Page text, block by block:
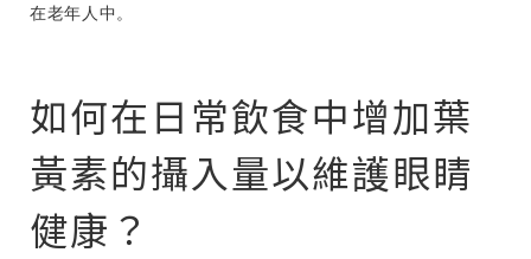
在老年人中。
如何在日常飲食中增加葉
黃素的攝入量以維護眼睛
健康？